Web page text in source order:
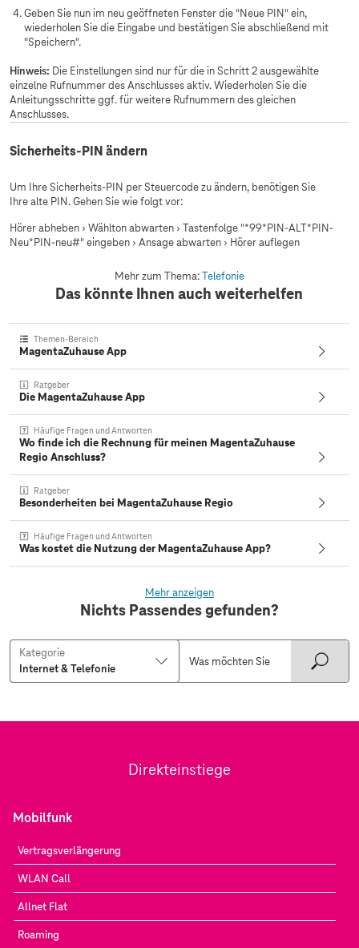
Geben Sie nun im neu geöffneten Fenster die "Neue PIN" ein,
wiederholen Sie die Eingabe und bestätigen Sie abschließend mit
"Speichern".
Hinweis: Die Einstellungen sind nur für die in Schritt 2 ausgewählte
einzelne Rufnummer des Anschlusses aktiv. Wiederholen Sie die
Anleitungsschritte ggf. für weitere Rufnummern des gleichen
Anschlusses.
Sicherheits-PIN ändern
Um Ihre Sicherheits-PIN per Steuercode zu ändern, benötigen Sie
Ihre alte PIN. Gehen Sie wie folgt vor:
Hörer abheben › Wählton abwarten › Tastenfolge "*99*PIN-ALT*PIN-
Neu*PIN-neu#" eingeben › Ansage abwarten › Hörer auflegen
Mehr zum Thema:Telefonie
Das könnte Ihnen auch weiterhelfen
Themen-Bereich
MagentaZuhause App
Ratgeber
Die MagentaZuhause App
Häufige Fragen und Antworten
Wo finde ich die Rechnung für meinen MagentaZuhause
Regio Anschluss?
Ratgeber
Besonderheiten bei MagentaZuhause Regio
Häufige Fragen und Antworten
Was kostet die Nutzung der MagentaZuhause App?
Mehr anzeigen
Nichts Passendes gefunden?
Kategorie
Direkteinstiege
Mobilfunk
Vertragsverlängerung
WLAN Call
Allnet Flat
Roaming